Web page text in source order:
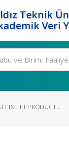
Teknik
Veri
IN THE PRODUCT...